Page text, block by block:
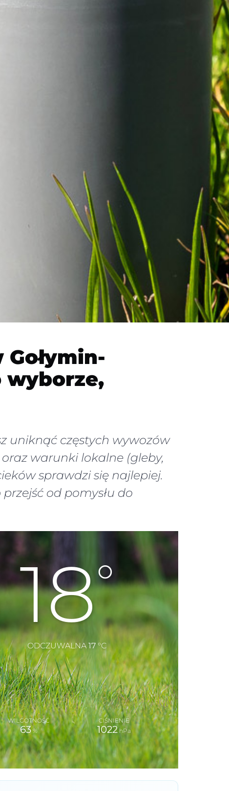
wyborze,
uniknąć częstych wywozów
warunki lokalne (gleby,
sprawdzi się najlepiej.
od pomysłu do
18°
ODCZUWALNA 17°C
WILGOTNOŚĆ
63%
CIŚNIENIE
1022hPa